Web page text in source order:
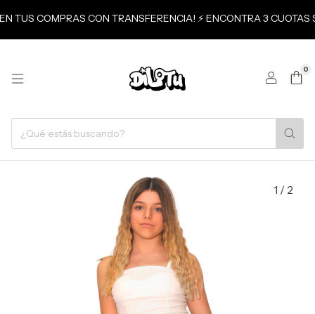
TUS COMPRAS CON TRANSFERENCIA! ⚡ ENCONTRA 3 CUOTAS
0
1 / 2